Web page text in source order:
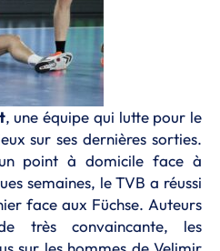
, une équipe qui lutte pour le
sur ses dernières sorties.
point à domicile face à
semaines, le TVB a réussi
face aux Füchse. Auteurs
très convaincante, les